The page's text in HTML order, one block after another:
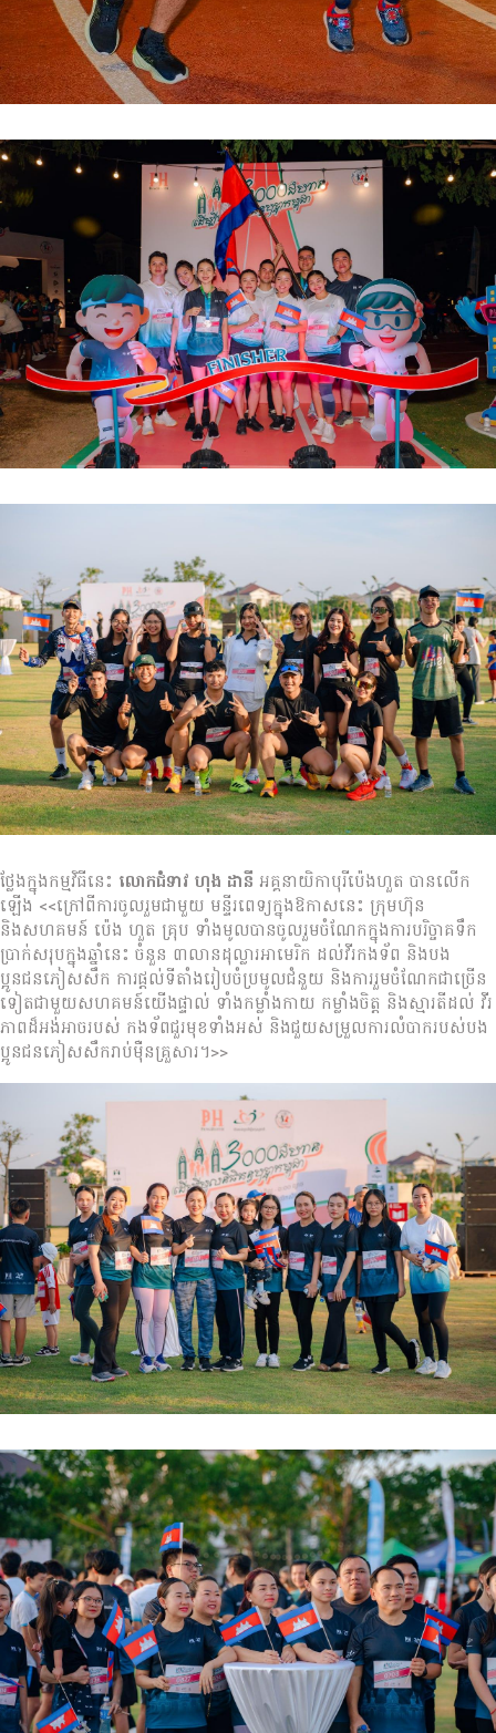
ថ្លែងក្នុងកម្មវិធីនេះ លោកជំទាវ ហុង ដានី អគ្គនាយិកាបុរីប៉េងហួត បានលើក
ឡើង <<ក្រៅពីការចូលរួមជាមួយ មន្ទីរពេទ្យក្នុងឱកាសនេះ ក្រុមហ៊ុន
និងសហគមន៍ ប៉េង ហួត គ្រុប ទាំងមូលបានចូលរួមចំណែកក្នុងការបរិច្ចាគទឹក
ប្រាក់សរុបក្នុងឆ្នាំនេះ ចំនួន ៣លានដុល្លារអាមេរិក ដល់វីរកងទ័ព និងបង
ប្អូនជនភៀសសឹក ការផ្ដល់ទីតាំងរៀបចំប្រមូលជំនួយ និងការរួមចំណែកជាច្រើន
ទៀតជាមួយសហគមន៍យើងផ្ទាល់ ទាំងកម្លាំងកាយ កម្លាំងចិត្ត និងស្មារតីដល់ វីរ
ភាពដ៏អង់អាចរបស់ កងទ័ពជួរមុខទាំងអស់ និងជួយសម្រួលការលំបាករបស់បង
ប្អូនជនភៀសសឹករាប់ម៉ឺនគ្រួសារ។>>